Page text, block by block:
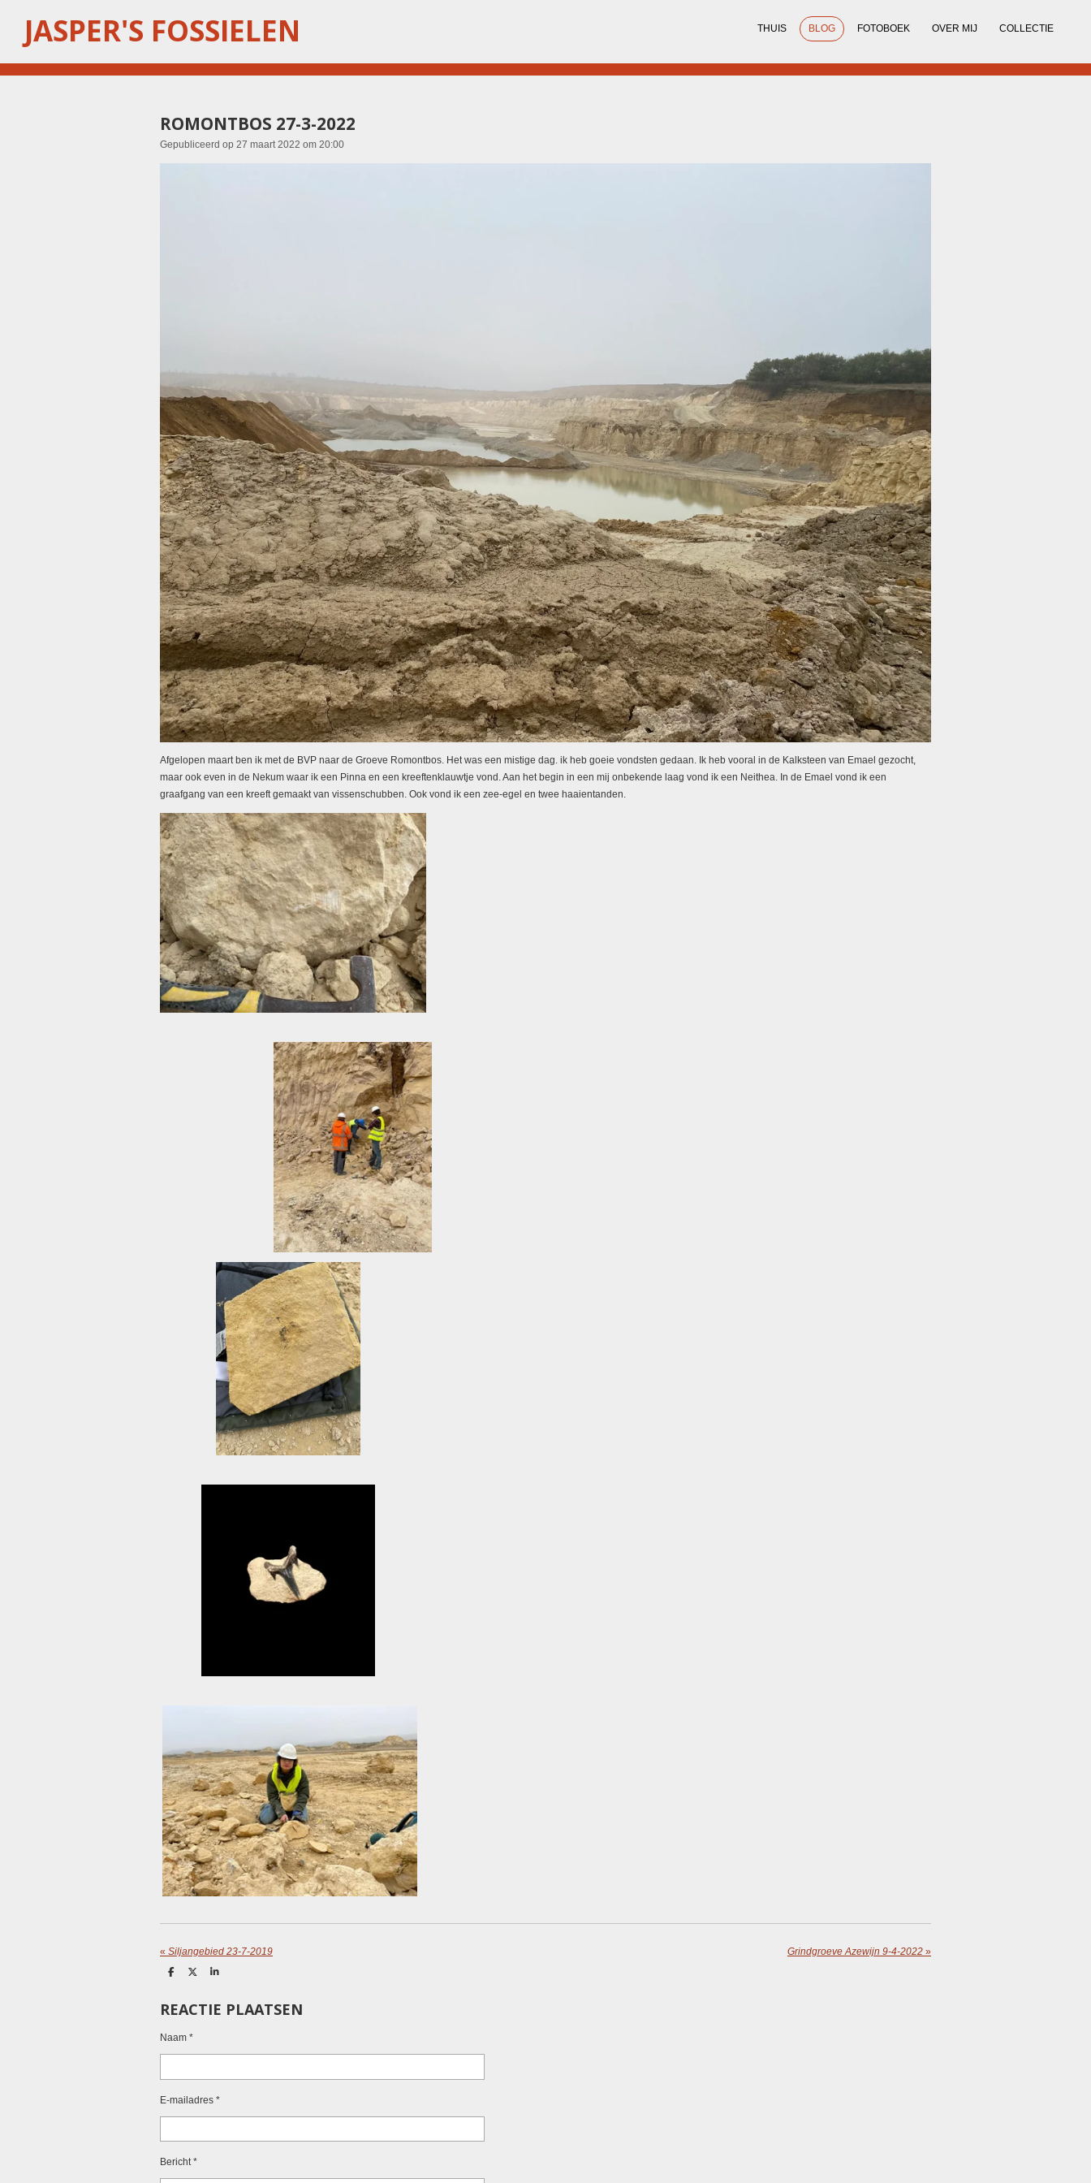
naar
de
JASPER'S FOSSIELEN THUIS BLOG FOTOBOEK OVER MIJ COLLECTIE
ROMONTBOS 27-3-2022
Gepubliceerd op 27 maart 2022 om 20:00
Afgelopen maart ben ik met de BVP naar de Groeve Romontbos. Het was een mistige dag. ik heb goeie vondsten gedaan. Ik heb vooral in de Kalksteen van Emael gezocht,
maar ook even in de Nekum waar ik een Pinna en een kreeftenklauwtje vond. Aan het begin in een mij onbekende laag vond ik een Neithea. In de Emael vond ik een
graafgang van een kreeft gemaakt van vissenschubben. Ook vond ik een zee-egel en twee haaientanden.
« Siljangebied 23-7-2019 Grindgroeve Azewijn 9-4-2022 »
D
e
n
D
l
S
r
e
REACTIE PLAATSEN
Naam *
E-mailadres *
Bericht *